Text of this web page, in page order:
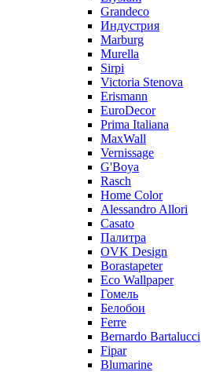
Grandeco
Индустрия
Marburg
Murella
Sirpi
Victoria Stenova
Erismann
EuroDecor
Prima Italiana
MaxWall
Vernissage
G'Boya
Rasch
Home Color
Alessandro Allori
Casato
Палитра
OVK Design
Borastapeter
Eco Wallpaper
Гомель
Белобои
Ferre
Bernardo Bartalucci
Fipar
Blumarine